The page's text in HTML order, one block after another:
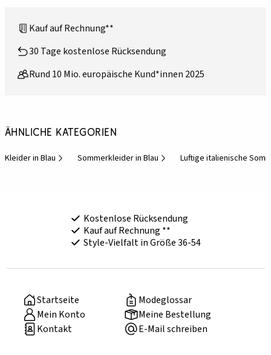
Kauf auf Rechnung**
30 Tage kostenlose Rücksendung
Rund 10 Mio. europäische Kund*innen 2025
Ähnliche Kategorien
Kleider in Blau Sommerkleider in Blau Luftige italienische
Kostenlose Rücksendung
Kauf auf Rechnung **
Style-Vielfalt in Größe 36-54
Startseite
Modeglossar
Mein Konto
Meine Bestellung
Kontakt
E-Mail schreiben